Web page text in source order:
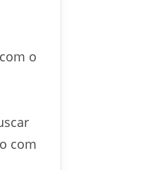
o
com